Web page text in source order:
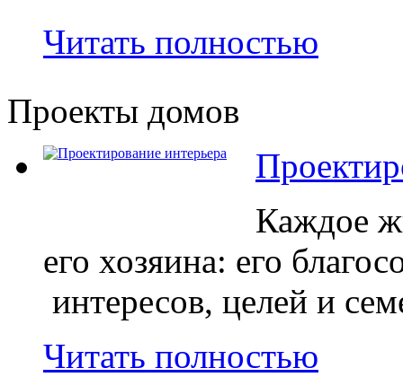
Читать полностью
Проекты домов
Каждое
его хозяина: его
интересов, целей и
Читать полностью